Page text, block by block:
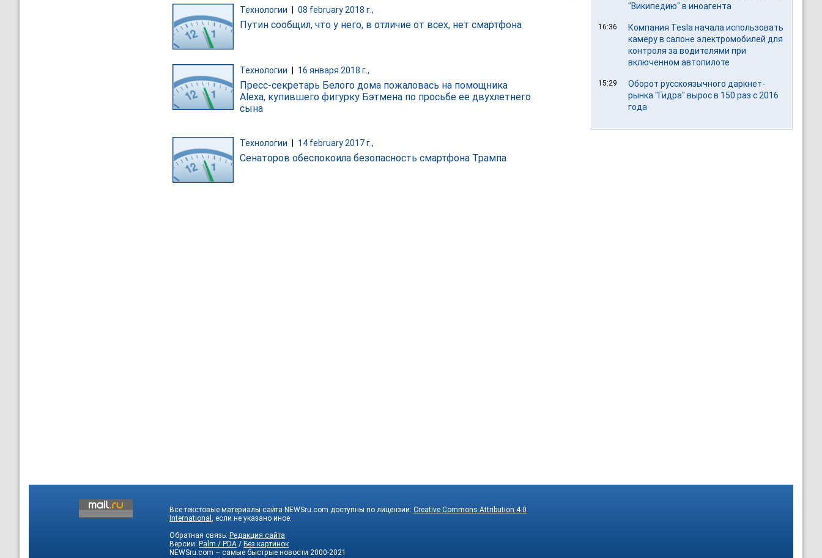
Технологии 08 february 2018 г.,
Путин сообщил, что у него, в отличие от всех, нет смартфона
Технологии 16 января 2018 г.,
Пресс-секретарь Белого дома пожаловась на помощника
Alexa, купившего фигурку Бэтмена по просьбе ее двухлетнего
сына
Технологии 14 february 2017 г.,
Сенаторов обеспокоила безопасность смартфона Трампа
"Википедию" в иноагента
16:36
Компания Tesla начала использовать
камеру в салоне электромобилей для
контроля за водителями при
включенном автопилоте
15:29
Оборот русскоязычного даркнет-
рынка "Гидра" вырос в 150 раз с 2016
года
Все текстовые материалы сайта NEWSru.com доступны по лицензии: Creative Commons Attribution 4.0
International , если не указано иное.
Обратная связь: Редакция сайта
Версии: Palm / PDA / Без картинок
NEWSru.com – самые быстрые новости 2000-2021